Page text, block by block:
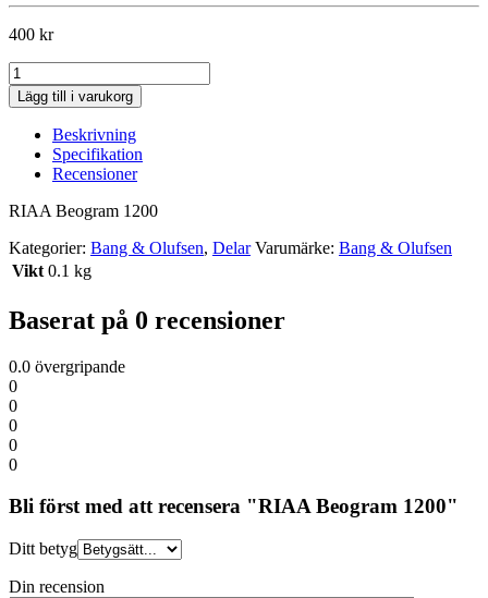
400 kr
RIAA
Beogram
1200
kvantitet
Lägg till i varukorg
Beskrivning
Specifikation
Recensioner
RIAA Beogram 1200
Kategorier: Bang & Olufsen, Delar Varumärke: Bang & Olufsen
Vikt 0.1 kg
Baserat på 0 recensioner
0.0 övergripande
0
0
0
0
0
Bli först med att recensera "RIAA Beogram 1200"
Ditt betyg
Din recension